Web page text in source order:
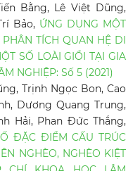
Bằng, Lê Việt Dũng,
Bảo, ỨNG DỤNG MỘT
TÍCH QUAN HỆ DI
SỐ LOÀI GIỔI TẠI GIA
NGHIỆP: Số 5 (2021)
Trịnh Ngọc Bon, Cao
Dương Quang Trung,
Hải, Phan Đức Thắng,
ĐẶC ĐIỂM CẤU TRÚC
NGHÈO, NGHÈO KIỆT